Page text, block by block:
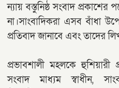
ন্যায় বস্তুনিষ্ঠ সংবাদ প্রকাশের
না।সাংবাদিকরা এসব বাঁধা
প্রতিবাদ জানাবে এবং তাদের
প্রভাবশালী মহলকে হুশিয়ারী
সংবাদ মাধ্যম স্বাধীন,